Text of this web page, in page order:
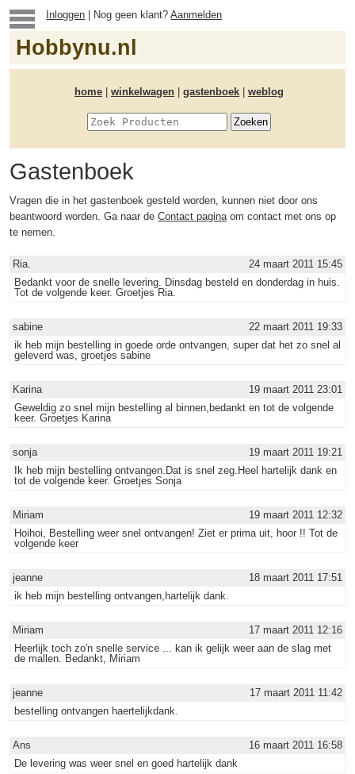
Inloggen | Nog geen klant?Aanmelden
Hobbynu.nl
home winkelwagen gastenboek weblog
Gastenboek
Vragen die in het gastenboek gesteld worden, kunnen niet door ons
beantwoord worden. Ga naar de Contact paginaom contact met ons op
te nemen.
Ria.
24 maart 2011 15:45
Bedankt voor de snelle levering. Dinsdag besteld en donderdag in huis.
Tot de volgende keer. Groetjes Ria.
sabine
22 maart 2011 19:33
ik heb mijn bestelling in goede orde ontvangen, super dat het zo snel al
geleverd was, groetjes sabine
Karina
19 maart 2011 23:01
Geweldig zo snel mijn bestelling al binnen,bedankt en tot de volgende
keer. Groetjes Karina
sonja
19 maart 2011 19:21
Ik heb mijn bestelling ontvangen.Dat is snel zeg.Heel hartelijk dank en
tot de volgende keer. Groetjes Sonja
Miriam
19 maart 2011 12:32
Hoihoi, Bestelling weer snel ontvangen! Ziet er prima uit, hoor !! Tot de
volgende keer
jeanne
18 maart 2011 17:51
ik heb mijn bestelling ontvangen,hartelijk dank.
Miriam
17 maart 2011 12:16
Heerlijk toch zo'n snelle service ... kan ik gelijk weer aan de slag met
de mallen. Bedankt, Miriam
jeanne
17 maart 2011 11:42
bestelling ontvangen haertelijkdank.
Ans
16 maart 2011 16:58
De levering was weer snel en goed hartelijk dank